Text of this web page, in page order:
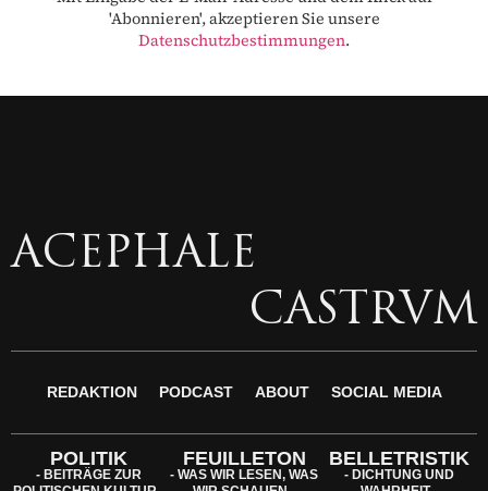
'Abonnieren', akzeptieren Sie unsere
Datenschutzbestimmungen.
ACEPHALE
CASTRVM
REDAKTION PODCAST ABOUT SOCIAL MEDIA
POLITIK
- BEITRÄGE ZUR
FEUILLETON
- WAS WIR LESEN, WAS
BELLETRISTIK
- DICHTUNG UND